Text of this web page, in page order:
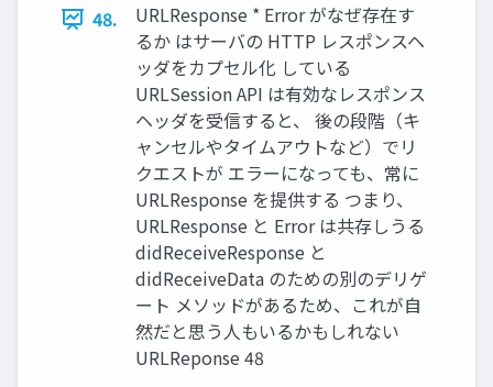
48.
URLResponse * Error がなぜ存在す
るか はサーバの HTTP レスポンスヘ
ッダをカプセル化 している
URLSession API は有効なレスポンス
ヘッダを受信すると、 後の段階（キ
ャンセルやタイムアウトなど）でリ
クエストが エラーになっても、常に
URLResponse を提供する つまり、
URLResponse と Error は共存しうる
didReceiveResponse と
didReceiveData のための別のデリゲ
ート メソッドがあるため、これが⾃
然だと思う⼈もいるかもしれない
URLReponse 48